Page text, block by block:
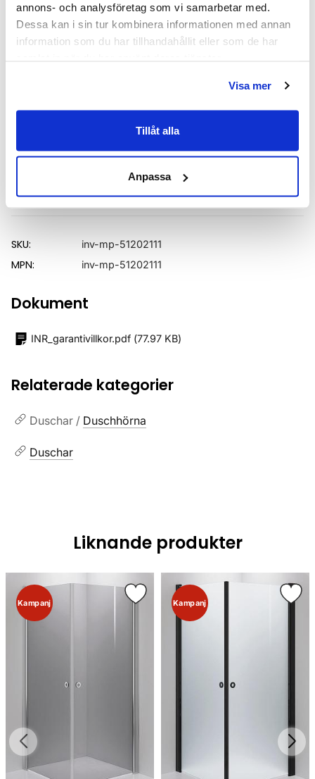
annons- och analysföretag som vi samarbetar med.
Dessa kan i sin tur kombinera informationen med annan
information som du har tillhandahållit eller som de har
Visa mer
Tillåt alla
Anpassa
Glasfärg Klarglas
Höjd (mm) 2000
Serie Linc
Mattsvarta profiler
Varumärke INR
SKU: inv-mp-51202111
MPN: inv-mp-51202111
Dokument
INR_garantivillkor.pdf (77.97 KB)
Relaterade kategorier
Duschar / Duschhörna
Duschar
Liknande produkter
Kampanj Kampanj